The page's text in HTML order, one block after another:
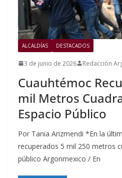
ALCALDÍAS DESTACADOS
3 de junio de 2026 Redacción
Cuauhtémoc
mil Metros
Espacio Público
Por Tania Arizmendi *En la
recuperados 5 mil 250 metros
público Argonmexico / En